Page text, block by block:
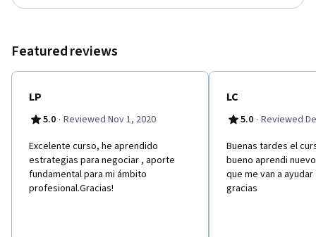
Featured reviews
LP
5.0 · Reviewed Nov 1, 2020
Excelente curso, he aprendido
estrategias para negociar , aporte
fundamental para mi ámbito
profesional.Gracias!
LC
5.0 · Reviewed
Buenas tardes el
bueno aprendi
que me van a
gracias